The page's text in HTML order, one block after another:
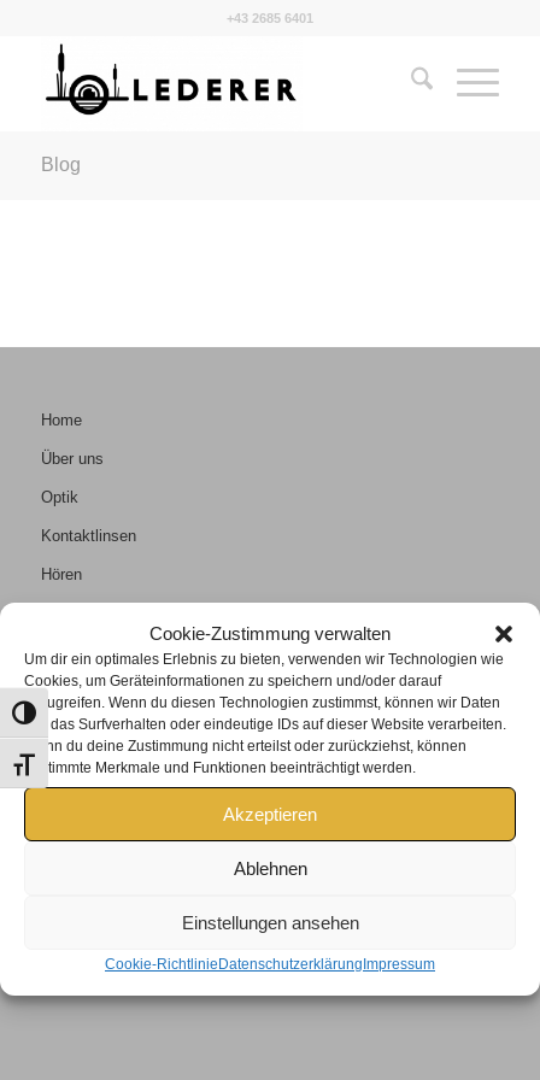
Cookie-Zustimmung verwalten
Um dir ein optimales Erlebnis zu bieten, verwenden wir Technologien wie
Cookies, um Geräteinformationen zu speichern und/oder darauf
zuzugreifen. Wenn du diesen Technologien zustimmst, können wir Daten
wie das Surfverhalten oder eindeutige IDs auf dieser Website verarbeiten.
Wenn du deine Zustimmung nicht erteilst oder zurückziehst, können
bestimmte Merkmale und Funktionen beeinträchtigt werden.
Akzeptieren
Ablehnen
Einstellungen ansehen
Cookie-Richtlinie Datenschutzerklärung Impressum
Umschalten auf hohe Kontraste
Schrift vergrößern
+43 2685 6401
Blog
Home
Über uns
Optik
Kontaktlinsen
Hören
KONTAKT
Tel +43 2685/6401
und 15:00 – 17:00 Uhr